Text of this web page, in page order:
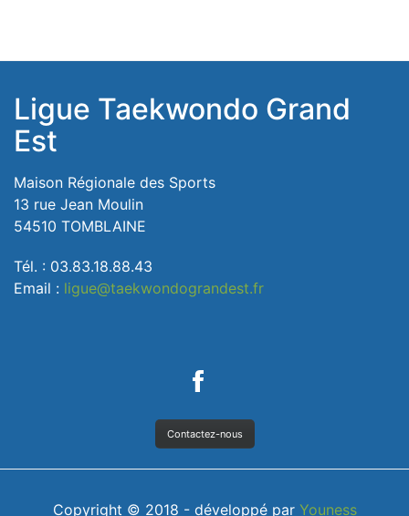
Ligue Taekwondo Grand
Est
Maison Régionale des Sports
13 rue Jean Moulin
54510 TOMBLAINE
Tél. : 03.83.18.88.43
Email : ligue@taekwondograndest.fr
Contactez-nous
Copyright © 2018 - développé par Youness